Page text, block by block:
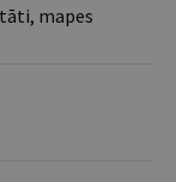
mapes